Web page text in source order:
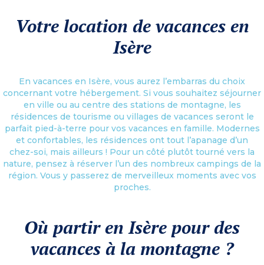
Votre location de vacances en
Isère
En vacances en Isère, vous aurez l’embarras du choix
concernant votre hébergement. Si vous souhaitez séjourner
en ville ou au centre des stations de montagne, les
résidences de tourisme ou villages de vacances seront le
parfait pied-à-terre pour vos vacances en famille. Modernes
et confortables, les résidences ont tout l’apanage d’un
chez-soi, mais ailleurs ! Pour un côté plutôt tourné vers la
nature, pensez à réserver l’un des nombreux campings de la
région. Vous y passerez de merveilleux moments avec vos
proches.
Où partir en Isère pour des
vacances à la montagne ?